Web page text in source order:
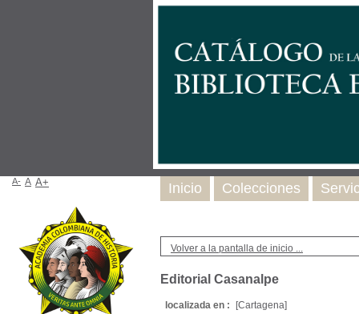
Volver a la pantalla de inicio ...
Editorial Casanalpe
localizada en : [Cartagena]
Inicio Colecciones
A- A A+